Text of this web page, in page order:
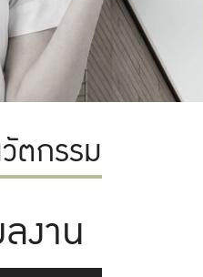
ตกรรม
งาน